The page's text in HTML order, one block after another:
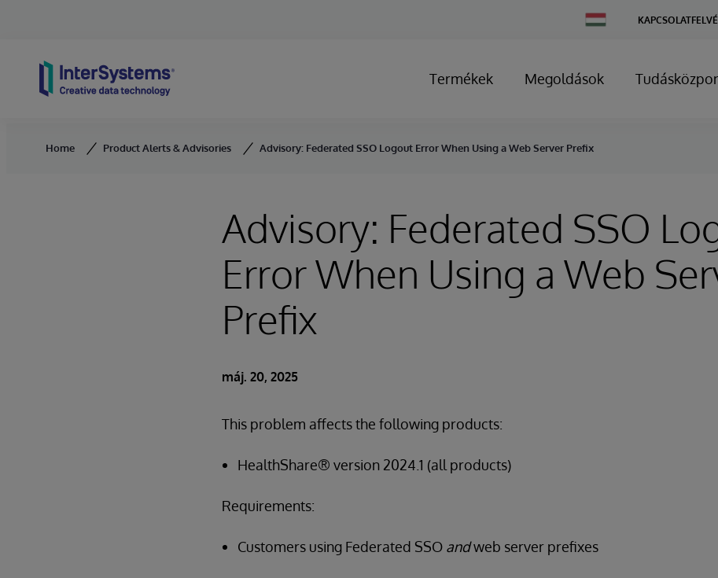
Change
Country
Termékek Megoldások
Home Product Alerts & Advisories Advisory: Federated SSO Logout Error When Using a Web Server Prefix
Advisory: Federated SSO
Error When Using a Web
Prefix
máj. 20, 2025
This problem affects the following products:
HealthShare® version 2024.1 (all products)
Requirements:
Customers using Federated SSO andweb server prefixes